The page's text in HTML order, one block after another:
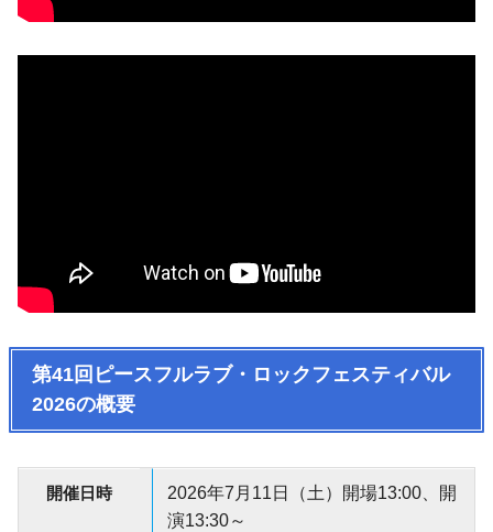
第41回ピースフルラブ・ロックフェスティバル
2026の概要
開催日時
2026年7月11日（土）開場13:00、開
演13:30～